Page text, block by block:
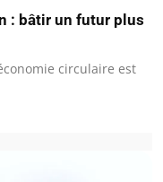
: bâtir un futur plus
circulaire est